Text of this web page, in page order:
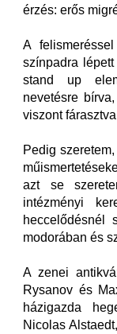
érzés: erős
A
színpadra
stand up
nevetésre
viszont
Pedig
azt se
intézményi
heccelődésnél
modorában és
A zenei
Rysanov és
házigazda
Nicolas